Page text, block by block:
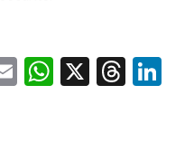
EmailWhatsApp
X